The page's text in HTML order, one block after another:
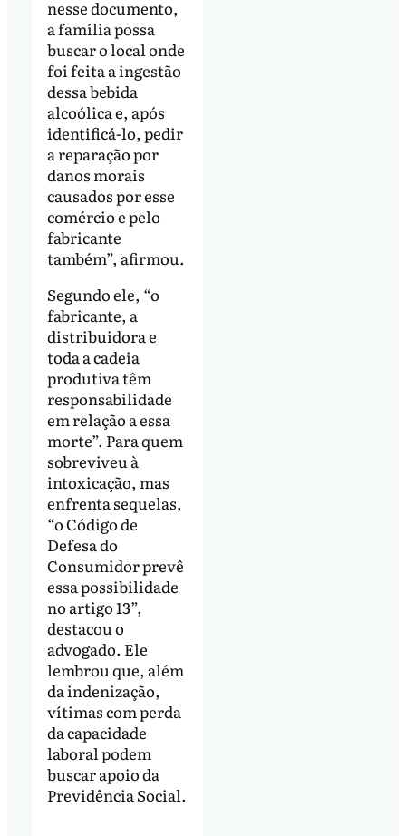
nesse documento,
a família possa
buscar o local onde
foi feita a ingestão
dessa bebida
alcoólica e, após
identificá-lo, pedir
a reparação por
danos morais
causados por esse
comércio e pelo
fabricante
também”, afirmou.
Segundo ele, “o
fabricante, a
distribuidora e
toda a cadeia
produtiva têm
responsabilidade
em relação a essa
morte”. Para quem
sobreviveu à
intoxicação, mas
enfrenta sequelas,
“o Código de
Defesa do
Consumidor prevê
essa possibilidade
no artigo 13”,
destacou o
advogado. Ele
lembrou que, além
da indenização,
vítimas com perda
da capacidade
laboral podem
buscar apoio da
Previdência Social.